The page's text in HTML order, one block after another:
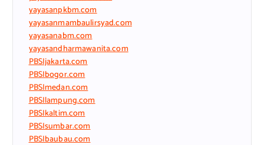
yayasanpkbm.com
yayasanmambaulirsyad.com
yayasanabm.com
yayasandharmawanita.com
PBSIjakarta.com
PBSIbogor.com
PBSImedan.com
PBSIlampung.com
PBSIkaltim.com
PBSIsumbar.com
PBSIbaubau.com